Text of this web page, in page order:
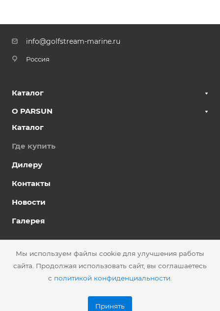
Мы используем файлы cookie для улучшения работы
сайта. Продолжая использовать сайт, вы соглашаетесь
с политикой конфиденциальности
Принять
info@golfstream-marine.ru
Россия
Каталог
О PARSUN
Каталог
Где купить
Дилеру
Контакты
Новости
Галерея
© 2026 АО «ССК» Политика конфиденциальности
Подписаться на рассылку